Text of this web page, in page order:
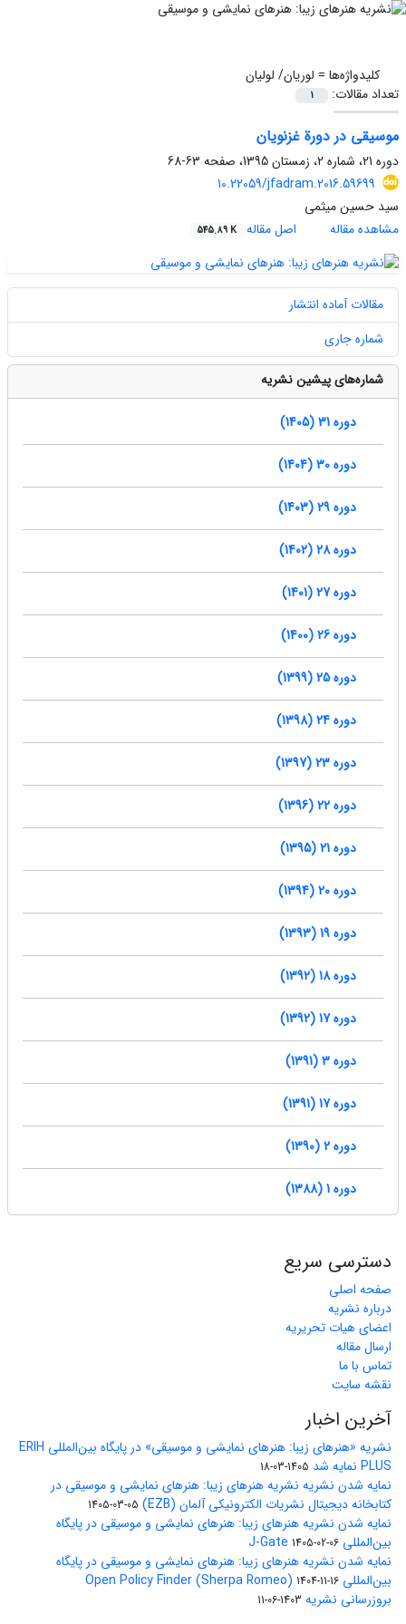
کلیدواژه‌ها = لوریان/ لولیان
تعداد مقالات:
1
موسیقی در دورة غزنویان
دوره 21، شماره 2، زمستان 1395، صفحه
63-68
10.22059/jfadram.2016.59699
سید حسین میثمی
مشاهده مقاله
اصل مقاله 545.89 K
مقالات آماده انتشار
شماره جاری
شماره‌های پیشین نشریه
دوره 31 (1405)
دوره 30 (1404)
دوره 29 (1403)
دوره 28 (1402)
دوره 27 (1401)
دوره 26 (1400)
دوره 25 (1399)
دوره 24 (1398)
دوره 23 (1397)
دوره 22 (1396)
دوره 21 (1395)
دوره 20 (1394)
دوره 19 (1393)
دوره 18 (1392)
دوره 17 (1392)
دوره 3 (1391)
دوره 17 (1391)
دوره 2 (1390)
دوره 1 (1388)
دسترسی سریع
صفحه اصلی
درباره نشریه
اعضای هیات تحریریه
ارسال مقاله
تماس با ما
نقشه سایت
آخرین اخبار
نشریه «هنرهای زیبا: هنرهای نمایشی و موسیقی» در پایگاه بین‌المللی ERIH
PLUS نمایه شد
1405-03-18
نمایه شدن نشریه نشریه هنرهای زیبا: هنرهای نمایشی و موسیقی در
کتابخانه دیجیتال نشریات الکترونیکی آلمان (EZB)
1405-03-05
نمایه شدن نشریه هنرهای زیبا: هنرهای نمایشی و موسیقی در پایگاه
بین‌المللی J-Gate 1405-02-06
نمایه شدن نشریه هنرهای زیبا: هنرهای نمایشی و موسیقی در پایگاه
بین‌المللی Open Policy Finder (Sherpa Romeo) 1404-11-16
بروزرسانی نشریه 1403-06-11